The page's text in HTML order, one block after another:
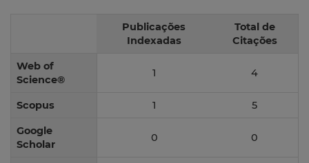
Publicações
Indexadas
Total de
Citações
Web of
Science®
1 4
Scopus 1 5
Google
Scholar
0 0